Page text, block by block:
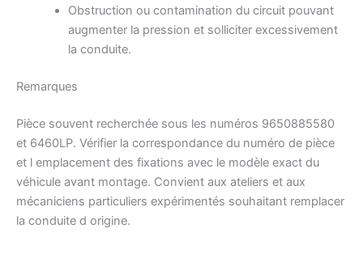
Obstruction ou contamination du circuit pouvant
augmenter la pression et solliciter excessivement
la conduite.
Remarques
Pièce souvent recherchée sous les numéros 9650885580
et 6460LP. Vérifier la correspondance du numéro de pièce
et l emplacement des fixations avec le modèle exact du
véhicule avant montage. Convient aux ateliers et aux
mécaniciens particuliers expérimentés souhaitant remplacer
la conduite d origine.